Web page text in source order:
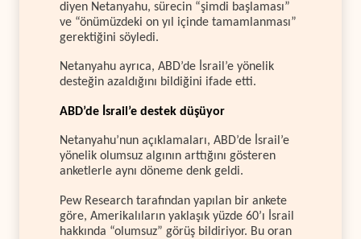
diyen Netanyahu, sürecin “şimdi başlaması”
ve “önümüzdeki on yıl içinde tamamlanması”
gerektiğini söyledi.
Netanyahu ayrıca, ABD’de İsrail’e yönelik
desteğin azaldığını bildiğini ifade etti.
ABD’de İsrail’e destek düşüyor
Netanyahu’nun açıklamaları, ABD’de İsrail’e
yönelik olumsuz algının arttığını gösteren
anketlerle aynı döneme denk geldi.
Pew Research tarafından yapılan bir ankete
göre, Amerikalıların yaklaşık yüzde 60’ı İsrail
hakkında “olumsuz” görüş bildiriyor. Bu oran